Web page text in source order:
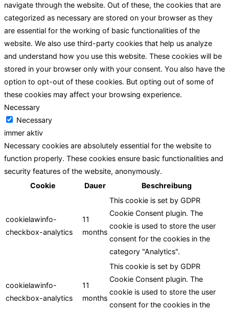
navigate through the website. Out of these, the cookies that are
categorized as necessary are stored on your browser as they
are essential for the working of basic functionalities of the
website. We also use third-party cookies that help us analyze
and understand how you use this website. These cookies will be
stored in your browser only with your consent. You also have the
option to opt-out of these cookies. But opting out of some of
these cookies may affect your browsing experience.
Necessary
Necessary
immer aktiv
Necessary cookies are absolutely essential for the website to
function properly. These cookies ensure basic functionalities and
security features of the website, anonymously.
Cookie
Dauer Beschreibung
cookielawinfo-
checkbox-analytics
11
months
This cookie is set by GDPR
Cookie Consent plugin. The
cookie is used to store the user
consent for the cookies in the
category "Analytics".
cookielawinfo-
checkbox-analytics
11
months
This cookie is set by GDPR
Cookie Consent plugin. The
cookie is used to store the user
consent for the cookies in the